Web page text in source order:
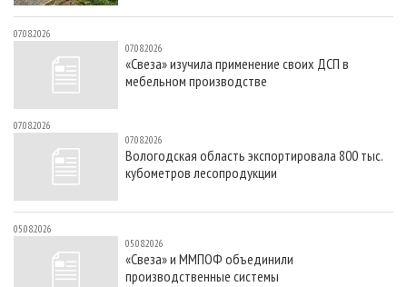
07.08.2026
07.08.2026
«Свеза» изучила применение своих ДСП в
мебельном производстве
07.08.2026
07.08.2026
Вологодская область экспортировала 800 тыс.
кубометров лесопродукции
05.08.2026
05.08.2026
«Свеза» и ММПОФ объединили
производственные системы